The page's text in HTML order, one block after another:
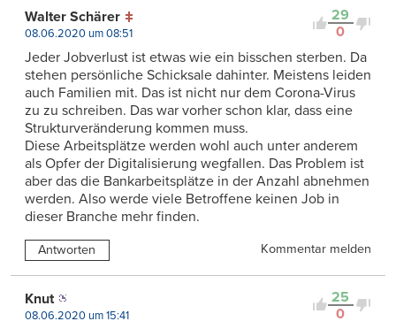
29
0
Walter Schärer
08.06.2020 um 08:51
Jeder Jobverlust ist etwas wie ein bisschen sterben. Da
stehen persönliche Schicksale dahinter. Meistens leiden
auch Familien mit. Das ist nicht nur dem Corona-Virus
zu zu schreiben. Das war vorher schon klar, dass eine
Strukturveränderung kommen muss.
Diese Arbeitsplätze werden wohl auch unter anderem
als Opfer der Digitalisierung wegfallen. Das Problem ist
aber das die Bankarbeitsplätze in der Anzahl abnehmen
werden. Also werde viele Betroffene keinen Job in
dieser Branche mehr finden.
Antworten Kommentar melden
25
0
Knut
08.06.2020 um 15:41